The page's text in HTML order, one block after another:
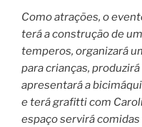
Como atrações, o
terá a construção de
temperos, organizará
para crianças,
apresentará a
e terá grafitti com
espaço servirá